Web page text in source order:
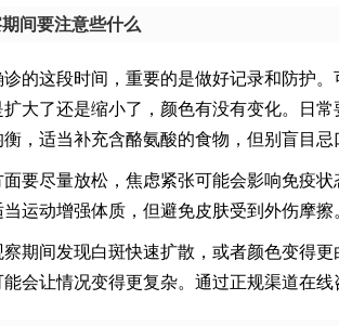
间要注意些什么
诊的这段时间，重要的是做好记录和防护
扩大了还是缩小了，颜色有没有变化。日
，适当补充含酪氨酸的食物，但别盲目忌
要尽量放松，焦虑紧张可能会影响免疫
运动增强体质，但避免皮肤受到外伤摩
察期间发现白斑快速扩散，或者颜色变得
会让情况变得更复杂。通过正规渠道在